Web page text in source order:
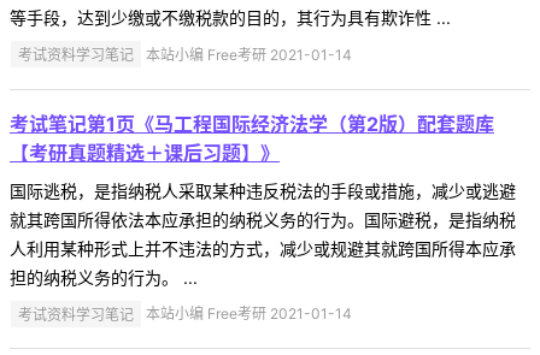
等手段，达到少缴或不缴税款的目的，其行为具有欺诈性 ...
考试资料学习笔记 本站小编 Free考研 2021-01-14
考试笔记第1页《马工程国际经济法学（第2版）配套题库
【考研真题精选＋课后习题】》
国际逃税，是指纳税人采取某种违反税法的手段或措施，减少或逃避
就其跨国所得依法本应承担的纳税义务的行为。国际避税，是指纳税
人利用某种形式上并不违法的方式，减少或规避其就跨国所得本应承
担的纳税义务的行为。 ...
考试资料学习笔记 本站小编 Free考研 2021-01-14